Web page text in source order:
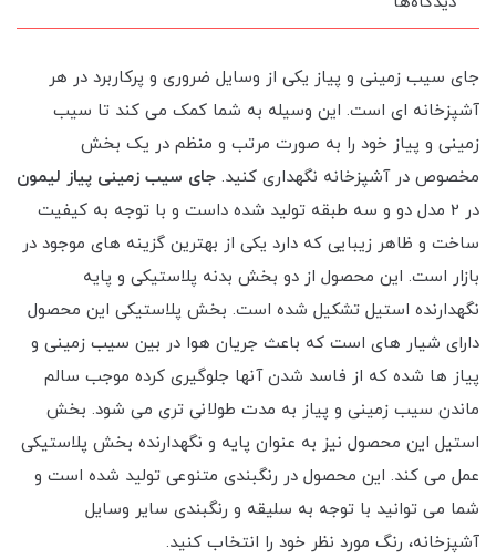
جای سیب زمینی و پیاز یکی از وسایل ضروری و پرکاربرد در هر
آشپزخانه ای است. این وسیله به شما کمک می کند تا سیب
زمینی و پیاز خود را به صورت مرتب و منظم در یک بخش
مخصوص در آشپزخانه نگهداری کنید. جای سیب زمینی پیاز لیمون
در 2 مدل دو و سه طبقه تولید شده داست و
با توجه به کیفیت
ساخت و ظاهر زیبایی که دارد یکی از بهترین گزینه های موجود در
بازار است. این محصول از دو بخش بدنه پلاستیکی و پایه
نگهدارنده استیل تشکیل شده است. بخش پلاستیکی این محصول
دارای شیار های است که باعث جریان هوا در بین سیب زمینی و
پیاز ها شده که از فاسد شدن آنها جلوگیری کرده موجب سالم
ماندن سیب زمینی و پیاز به مدت طولانی تری می شود. بخش
استیل این محصول نیز به عنوان پایه و نگهدارنده بخش پلاستیکی
عمل می کند. این محصول در رنگبندی متنوعی تولید شده است و
شما می توانید با توجه به سلیقه و رنگبندی سایر وسایل
آشپزخانه، رنگ مورد نظر خود را انتخاب کنید.